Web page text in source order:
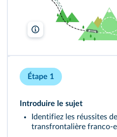
espaces-transfrontaliers
Étape 1
Introduire le sujet
Identifiez les réussites
transfrontalière franco-